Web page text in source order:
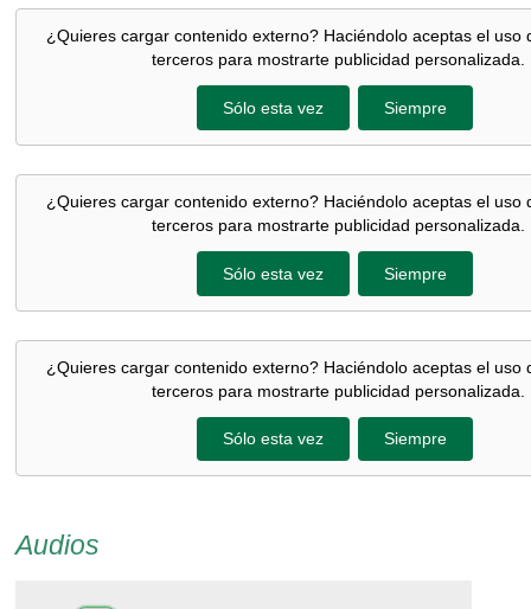
¿Quieres cargar contenido externo? Haciéndolo aceptas el uso
terceros para mostrarte publicidad personalizada.
Sólo esta vez Siempre
¿Quieres cargar contenido externo? Haciéndolo aceptas el uso
terceros para mostrarte publicidad personalizada.
Sólo esta vez Siempre
¿Quieres cargar contenido externo? Haciéndolo aceptas el uso
terceros para mostrarte publicidad personalizada.
Sólo esta vez Siempre
Audios